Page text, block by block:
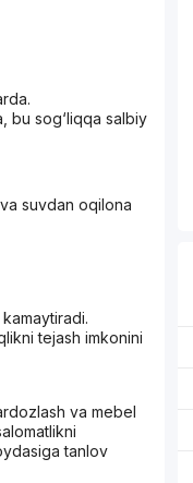
bu sog‘liqqa salbiy
suvdan oqilona
tejash imkonini
va mebel
tanlov